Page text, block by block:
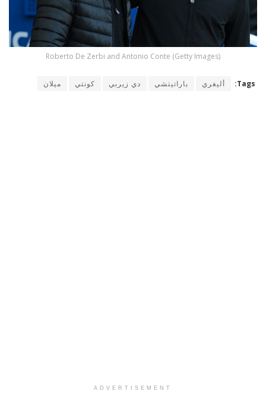
Roberto De Zerbi and Antonio Conte (Getty Images)
Tags: أليغري باراتيتشي دي زيربي كونتي ميلان
ADVERTISEMENT